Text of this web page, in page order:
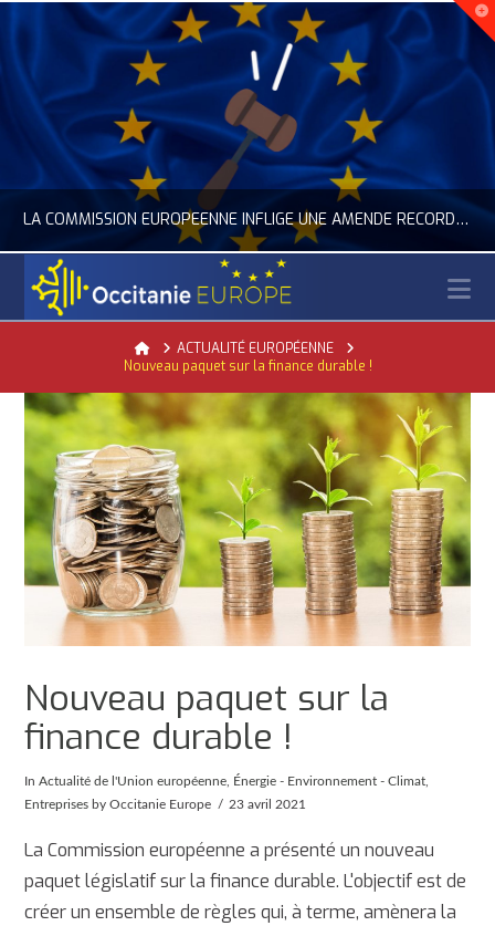
LA COMMISSION EUROPÉENNE INFLIGE UNE AMENDE RECORD À GOOGLE
ACTUALITÉ DE L'UNION EUROPÉENNE, ACTUALITÉ DE LA REPRÉSENTATION D’OCCITANIE EUROPE, NUMÉRIQUE- DIGITAL
JUILLET 24, 2026
HomeACTUALITÉ EUROPÉENNE
Nouveau paquet sur la finance durable !
Nouveau paquet sur la
finance durable !
InActualité de l'Union européenne Énergie - Environnement - Climat
Entreprises by Occitanie Europe 23 avril 2021
La Commission européenne a présenté un nouveau
paquet législatif sur la finance durable. L'objectif est de
créer un ensemble de règles qui, à terme, amènera la